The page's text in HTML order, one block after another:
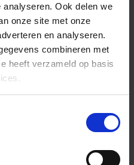
analyseren. Ook delen we
onze site met onze
en analyseren.
combineren met
heeft verzameld op basis